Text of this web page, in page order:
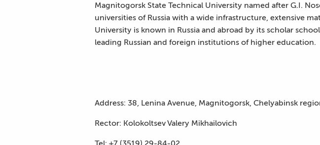
Magnitogorsk State Technical University named after G.I.
universities of Russia with a wide infrastructure, extensive
University is known in Russia and abroad by its scholar
leading Russian and foreign institutions of higher education.
Address: 38, Lenina Avenue, Magnitogorsk, Chelyabinsk
Rector: Kolokoltsev Valery Mikhailovich